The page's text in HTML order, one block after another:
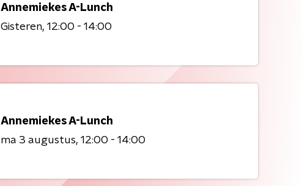
Annemiekes A-Lunch
Gisteren 12:00 - 14:00
Annemiekes A-Lunch
ma 3 augustus 12:00 - 14:00